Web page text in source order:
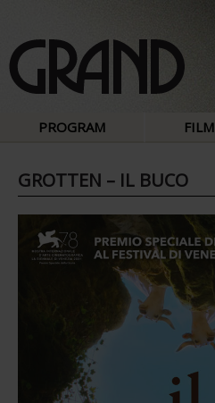
PROGRAM FILM
GROTTEN – IL BUCO